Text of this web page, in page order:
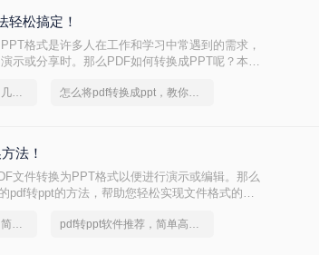
轻松搞定！
格式是许多人在工作和学习中常遇到的需求，
示或分享时。那么PDF如何转换成PPT呢？本文
pdf怎么转换成换成ppt？几招轻松搞定 怎么将pdf转换成ppt，教你一招搞定
法！
文件转换为PPT格式以便进行演示或编辑。那么
pdf转ppt的方法，帮助您轻松实现文件格式的转
pdf怎么转换成换成ppt？简单高效的恢复方法 pdf转ppt软件推荐，简单高效的转换方法